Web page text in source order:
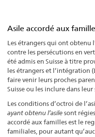
Asile accordé aux
Les étrangers qui ont obtenu
contre les persécutions en
été admis en Suisse à titre
les étrangers et l’intégration
faire venir leurs proches
Suisse ou les inclure dans
Les conditions d’octroi de
ayant obtenu l’asilesont
accordé aux familles est le
familiales, pour autant